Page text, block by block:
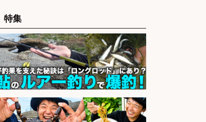
造
会社名 UTグループ株式会社
sponsored by 求人ボックス
日払いOKで即日収入/軽作業・物流
その他/「9月末までの短期」釣り具
のピッキング作業など/残業少なめ/
日勤&土日休み/未経験OK!
特集